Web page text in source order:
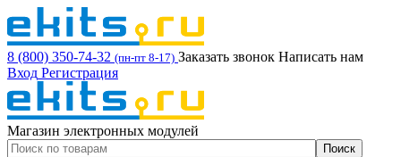
8 (800) 350-74-32 (пн-пт 8-17) Заказать звонок Написать нам
Вход Регистрация
Магазин электронных модулей